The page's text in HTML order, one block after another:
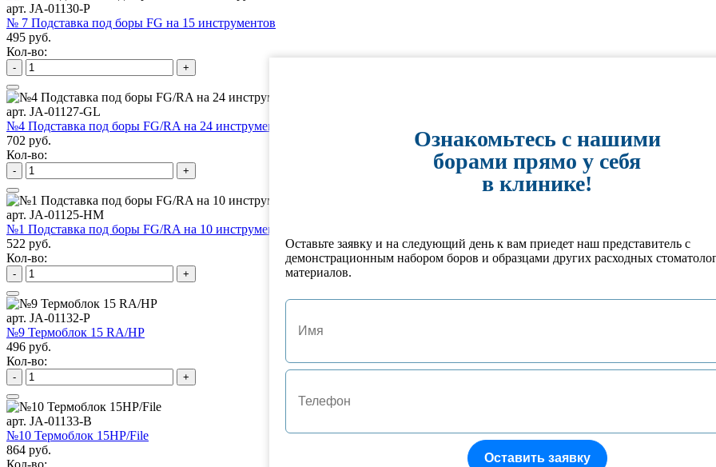
арт. JA-01130-P
№ 7 Подставка под боры FG на 15 инструментов
495 руб.
Кол-во:
- +
арт. JA-01127-GL
№4 Подставка под боры FG/RA на 24 инструмента
702 руб.
Кол-во:
- +
арт. JA-01125-HM
№1 Подставка под боры FG/RA на 10 инструментов
522 руб.
Кол-во:
- +
арт. JA-01132-P
№9 Термоблок 15 RA/HP
496 руб.
Кол-во:
- +
арт. JA-01133-B
№10 Термоблок 15HP/File
864 руб.
Кол-во:
Ознакомьтесь с нашими
борами прямо у себя
в клинике!
Оставьте заявку и на следующий день к вам приедет наш представитель с
демонстрационным набором боров и образцами других расходных
материалов.
Оставить заявку